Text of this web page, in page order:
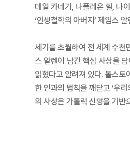
데일 카네기, 나폴레온 힐, 나
‘인생철학의 아버지’ 제임스
세기를 초월하여 전 세계 수천
스 알렌이 남긴 핵심 사상을
읽혔다고 알려져 있다. 톨스토
한 인과의 법칙을 깨닫고 ‘우
의 사상은 가톨릭 신앙을 기반